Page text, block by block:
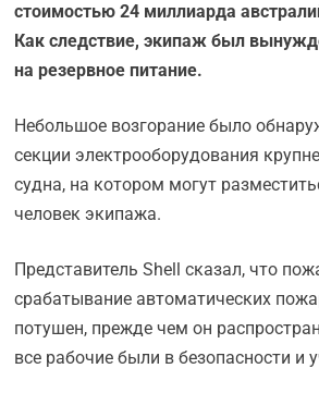
стоимостью 24 миллиарда
Как следствие, экипаж был
на резервное питание.
Небольшое возгорание было
секции электрооборудования
судна, на котором могут
человек экипажа.
Представитель Shell сказал, что
срабатывание автоматических
потушен, прежде чем он
все рабочие были в безопасности и